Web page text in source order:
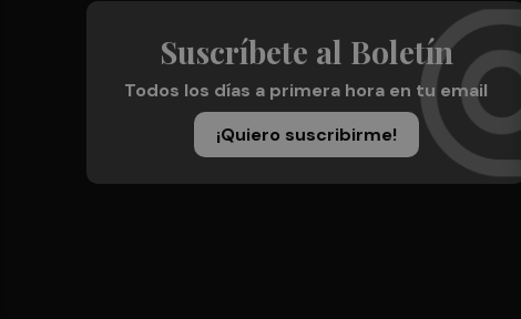
Suscríbete al Boletín
Todos los días a primera hora en tu email
¡Quiero suscribirme!